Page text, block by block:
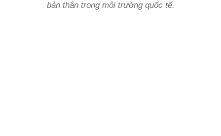
bản thân trong môi trường quốc tế.